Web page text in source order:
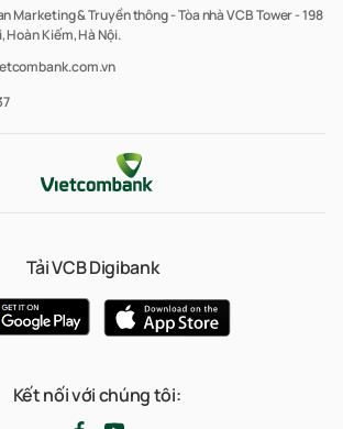
Marketing & Truyền thông - Tòa nhà VCB Tower - 198
Hoàn Kiếm, Hà Nội.
Tải VCB Digibank
Kết nối với chúng tôi: